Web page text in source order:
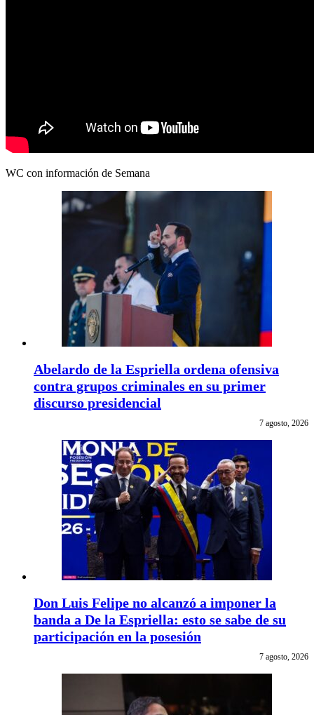
WC con información de Semana
Abelardo de la Espriella ordena ofensiva
contra grupos criminales en su primer
discurso presidencial
7 agosto, 2026
Don Luis Felipe no alcanzó a imponer la
banda a De la Espriella: esto se sabe de su
participación en la posesión
7 agosto, 2026